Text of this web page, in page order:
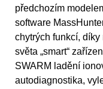
předchozím
software
chytrých funkcí,
světa „smart“
SWARM ladění
autodiagnostika,